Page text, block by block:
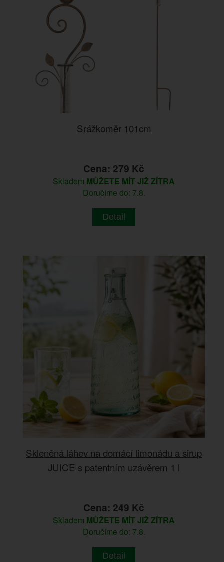
Srážkoměr 101cm
Cena: 279 Kč
Skladem MŮŽETE MÍT JIŽ ZÍTRA
Doručíme do: 7.8.
Detail
Skleněná láhev na domácí limonádu a sirup
JUICE s patentním uzávěrem 1 l
Cena: 249 Kč
Skladem MŮŽETE MÍT JIŽ ZÍTRA
Doručíme do: 7.8.
Detail